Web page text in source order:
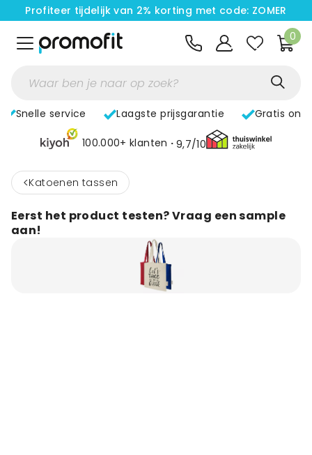
Profiteer tijdelijk van 2% korting met code: ZOMER
0
Snelle service Laagste prijsgarantie Gratis
100.000+ klanten 9,7/10
< Katoenen tassen
Eerst het product testen? Vraag een sample
aan!